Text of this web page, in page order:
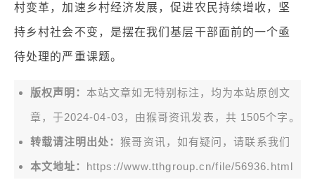
村变革，加速乡村经济发展，促进农民持续增收，坚
持乡村社会不变，是摆在我们基层干部面前的一个亟
待处理的严重课题。
版权声明： 本站文章如无特别标注，均为本站原创文
章，于2024-04-03，由猴哥资讯 发表，共 1505个字。
转载请注明出处：猴哥资讯，如有疑问，请联系我们
本文地址： https://www.tthgroup.cn/file/56936.html